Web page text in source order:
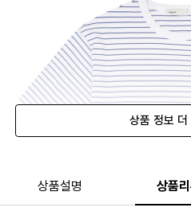
상품 정보 더
상품설명 상품